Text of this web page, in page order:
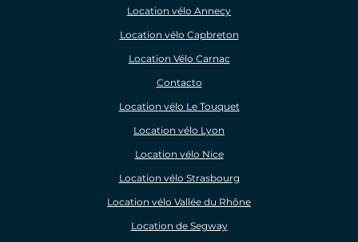
Location vélo Annecy
Location vélo Capbreton
Location Vélo Carnac
Contacto
Location vélo Le Touquet
Location vélo Lyon
Location vélo Nice
Location vélo Strasbourg
Location vélo Vallée du Rhône
Location de Segway